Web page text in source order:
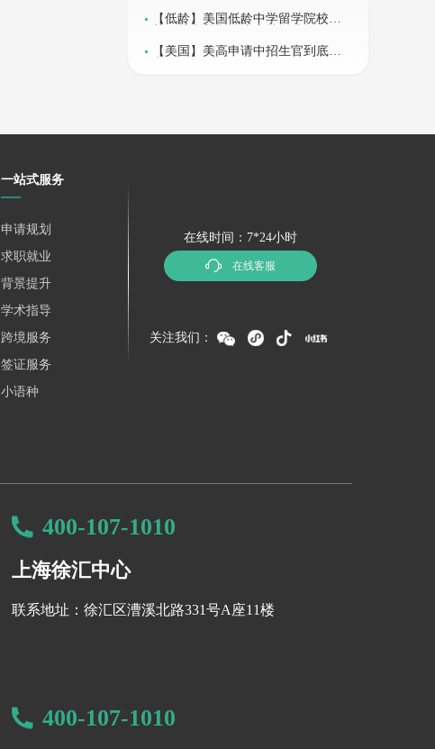
【低龄】美国低龄中学留学院校推
【美国】美高申请中招生官到底在
一站式服务
申请规划
求职就业
背景提升
学术指导
跨境服务
签证服务
小语种
在线时间：7*24小时
在线客服
关注我们：
400-107-1010
上海徐汇中心
联系地址：徐汇区漕溪北路331号A座11楼
400-107-1010